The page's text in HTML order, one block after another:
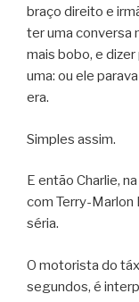
braço direito e
ter uma conversa
mais bobo, e
uma: ou ele
era.
Simples assim.
E então Charlie,
com Terry-Marlon
séria.
O motorista do
segundos, é